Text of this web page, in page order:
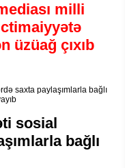
milli
üzüağ çıxıb
sosial
bağlı